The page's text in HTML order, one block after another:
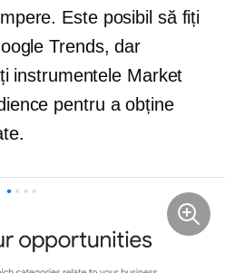
Este posibil să fiți
Trends, dar
instrumentele Market
pentru a obține